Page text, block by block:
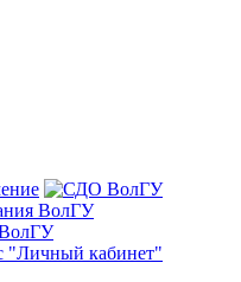
ВолГУ
"Личный кабинет"